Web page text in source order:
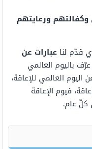
ورعايتهم
قدّم لنا عبارات عن
باليوم العالمي
العالمي للإعاقة،
فيوم الإعاقة
كلّ عام.